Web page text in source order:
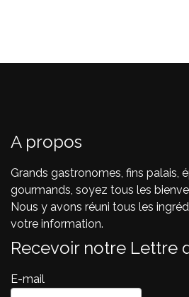
A propos
Grands gastronomes, fins palais,
gourmands, soyez tous les
Nous y avons réuni tous les
votre information.
Recevoir notre Lettre
E-mail